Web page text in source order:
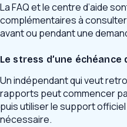
La FAQ et le centre d’aide
complémentaires à consulter
avant ou pendant une
Le stress d’une échéance
Un indépendant qui veut
rapports peut commencer
puis utiliser le support
nécessaire.